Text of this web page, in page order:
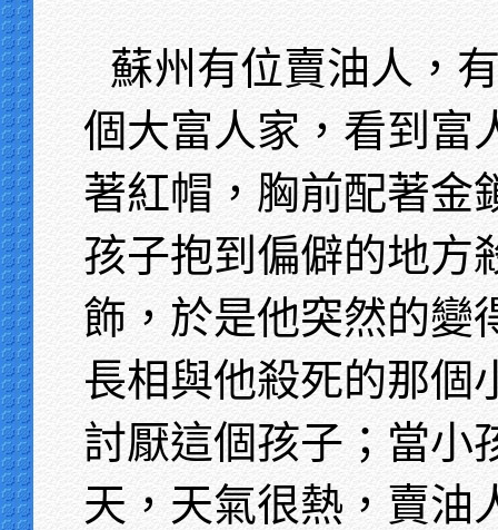
蘇州有位賣油人，
個大富人家，看到富
著紅帽，胸前配著金
孩子抱到偏僻的地方
飾，於是他突然的變
長相與他殺死的那個
討厭這個孩子；當小
天，天氣很熱，賣油